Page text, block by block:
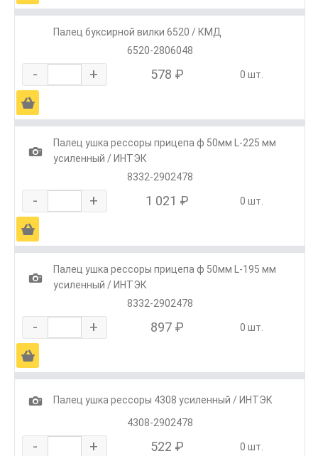
Палец буксирной вилки 6520 / КМД
6520-2806048
- + 578 ₽ 0 шт.
Ä
1
Палец ушка рессоры прицепа ф 50мм L-225 мм
усиленный / ИНТЭК
8332-2902478
- + 1 021 ₽ 0 шт.
Ä
1
Палец ушка рессоры прицепа ф 50мм L-195 мм
усиленный / ИНТЭК
8332-2902478
- + 897 ₽ 0 шт.
Ä
1
Палец ушка рессоры 4308 усиленный / ИНТЭК
4308-2902478
- + 522 ₽ 0 шт.